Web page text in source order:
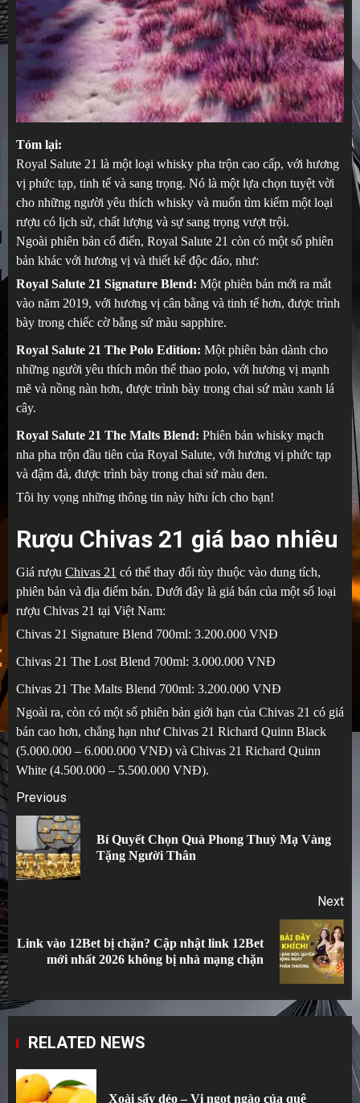
Tóm lại:
Royal Salute 21 là một loại whisky pha trộn cao cấp, với hương
vị phức tạp, tinh tế và sang trọng. Nó là một lựa chọn tuyệt vời
cho những người yêu thích whisky và muốn tìm kiếm một loại
rượu có lịch sử, chất lượng và sự sang trọng vượt trội.
Ngoài phiên bản cổ điển, Royal Salute 21 còn có một số phiên
bản khác với hương vị và thiết kế độc đáo, như:
Royal Salute 21 Signature Blend: Một phiên bản mới ra mắt
vào năm 2019, với hương vị cân bằng và tinh tế hơn, được trình
bày trong chiếc cờ bằng sứ màu sapphire.
Royal Salute 21 The Polo Edition: Một phiên bản dành cho
những người yêu thích môn thể thao polo, với hương vị mạnh
mẽ và nồng nàn hơn, được trình bày trong chai sứ màu xanh lá
cây.
Royal Salute 21 The Malts Blend: Phiên bản whisky mạch
nha pha trộn đầu tiên của Royal Salute, với hương vị phức tạp
và đậm đà, được trình bày trong chai sứ màu đen.
Tôi hy vọng những thông tin này hữu ích cho bạn!
Rượu Chivas 21 giá bao nhiêu
Giá rượu Chivas 21 có thể thay đổi tùy thuộc vào dung tích,
phiên bản và địa điểm bán. Dưới đây là giá bán của một số loại
rượu Chivas 21 tại Việt Nam:
Chivas 21 Signature Blend 700ml: 3.200.000 VNĐ
Chivas 21 The Lost Blend 700ml: 3.000.000 VNĐ
Chivas 21 The Malts Blend 700ml: 3.200.000 VNĐ
Ngoài ra, còn có một số phiên bản giới hạn của Chivas 21 có giá
bán cao hơn, chẳng hạn như Chivas 21 Richard Quinn Black
(5.000.000 – 6.000.000 VNĐ) và Chivas 21 Richard Quinn
White (4.500.000 – 5.500.000 VNĐ).
Post
navigation
Previous
Bí Quyết Chọn Quà Phong Thuỷ Mạ Vàng
Tặng Người Thân
Next
Next
Link vào 12Bet bị chặn? Cập nhật link 12Bet
mới nhất 2026 không bị nhà mạng chặn
RELATED NEWS
Xoài sấy dẻo – Vị ngọt ngào của quê